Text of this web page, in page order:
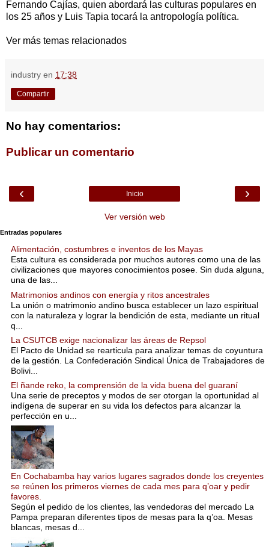
Fernando Cajías, quien abordará las culturas populares en
los 25 años y Luis Tapia tocará la antropología política.
Ver más temas relacionados
industry en 17:38
Compartir
No hay comentarios:
Publicar un comentario
‹ ›
Inicio
Ver versión web
Entradas populares
Alimentación, costumbres e inventos de los Mayas
Esta cultura es considerada por muchos autores como una de las
civilizaciones que mayores conocimientos posee. Sin duda alguna,
una de las...
Matrimonios andinos con energía y ritos ancestrales
La unión o matrimonio andino busca establecer un lazo espiritual
con la naturaleza y lograr la bendición de esta, mediante un ritual
q...
La CSUTCB exige nacionalizar las áreas de Repsol
El Pacto de Unidad se rearticula para analizar temas de coyuntura
de la gestión. La Confederación Sindical Única de Trabajadores de
Bolivi...
El ñande reko, la comprensión de la vida buena del guaraní
Una serie de preceptos y modos de ser otorgan la oportunidad al
indígena de superar en su vida los defectos para alcanzar la
perfección en u...
En Cochabamba hay varios lugares sagrados donde los creyentes
se reúnen los primeros viernes de cada mes para q’oar y pedir
favores.
Según el pedido de los clientes, las vendedoras del mercado La
Pampa preparan diferentes tipos de mesas para la q’oa. Mesas
blancas, mesas d...